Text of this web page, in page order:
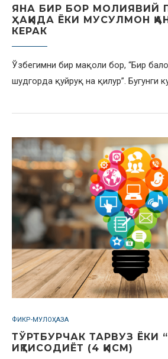
ЯНА БИР БОР МОЛИЯВИЙ
ҲАҚИДА ЁКИ МУСУЛМОН
КЕРАК
Ўзбегимни бир мақоли бор, “Бир
шудгорда қуйруқ на қилур”. Бугунги
ФИКР-МУЛОҲАЗА
ТЎРТБУРЧАК ТАРВУЗ ЁКИ
ИҚТИСОДИЁТ (4 ҚИСМ)